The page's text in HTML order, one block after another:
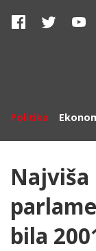
Politika
Najviša
bila